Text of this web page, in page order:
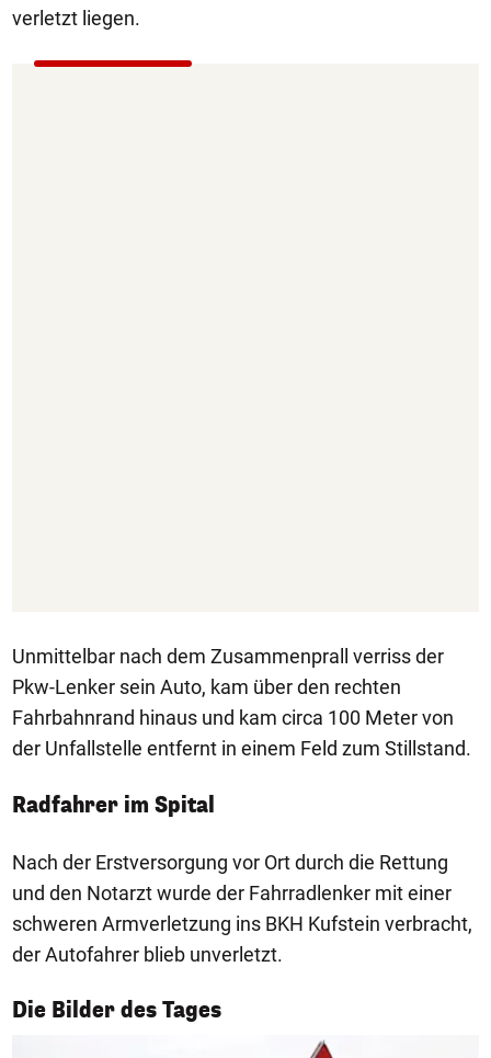
verletzt liegen.
Unmittelbar nach dem Zusammenprall verriss der
Pkw-Lenker sein Auto, kam über den rechten
Fahrbahnrand hinaus und kam circa 100 Meter von
der Unfallstelle entfernt in einem Feld zum Stillstand.
Radfahrer im Spital
Nach der Erstversorgung vor Ort durch die Rettung
und den Notarzt wurde der Fahrradlenker mit einer
schweren Armverletzung ins BKH Kufstein verbracht,
der Autofahrer blieb unverletzt.
Die Bilder des Tages
1/50